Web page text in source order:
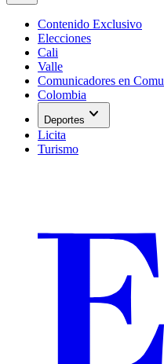
Contenido Exclusivo
Elecciones
Cali
Valle
Comunicadores en
Colombia
Deportes expand_more
Licita
Turismo